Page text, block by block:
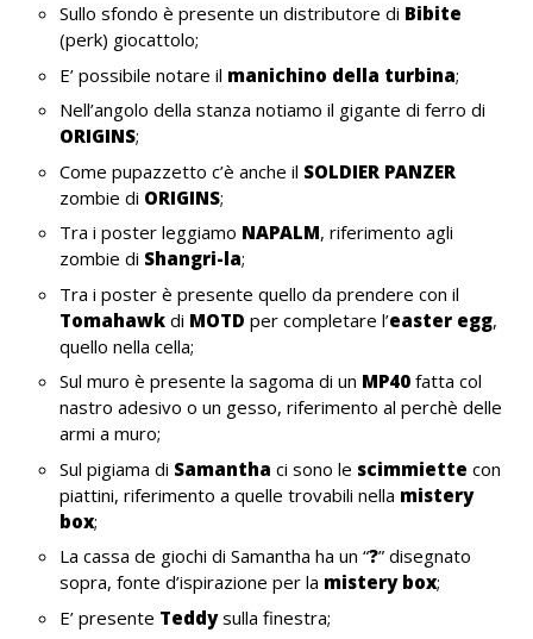
Sullo sfondo è presente un distributore di Bibite
(perk) giocattolo;
E’ possibile notare il manichino della turbina;
Nell’angolo della stanza notiamo il gigante di ferro di
ORIGINS;
Come pupazzetto c’è anche il SOLDIER PANZER
zombie di ORIGINS;
Tra i poster leggiamo NAPALM, riferimento agli
zombie di Shangri-la;
Tra i poster è presente quello da prendere con il
Tomahawk di MOTD per completare l’easter egg,
quello nella cella;
Sul muro è presente la sagoma di un MP40 fatta col
nastro adesivo o un gesso, riferimento al perchè delle
armi a muro;
Sul pigiama di Samantha ci sono le scimmiette con
piattini, riferimento a quelle trovabili nella mistery
box;
La cassa de giochi di Samantha ha un “?” disegnato
sopra, fonte d’ispirazione per la mistery box;
E’ presente Teddysulla finestra;